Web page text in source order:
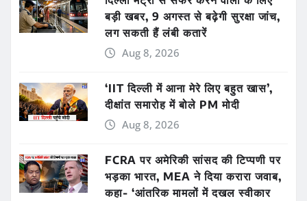
बड़ी खबर, 9 अगस्त से बढ़ेगी सुरक्षा जांच,
लग सकती हैं लंबी कतारें
Aug 8, 2026
‘IIT दिल्ली में आना मेरे लिए बहुत खास’,
दीक्षांत समारोह में बोले PM मोदी
Aug 8, 2026
FCRA पर अमेरिकी सांसद की टिप्पणी पर
भड़का भारत, MEA ने दिया करारा जवाब,
कहा- ‘आंतरिक मामलों में दखल स्वीकार